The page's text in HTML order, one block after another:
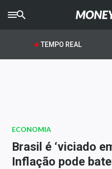
CRYPTOTIMES
AGROTIMES
Newsletters
Money Trader
TEMPO REAL
ECONOMIA
Brasil é ‘viciado
Inflação pode